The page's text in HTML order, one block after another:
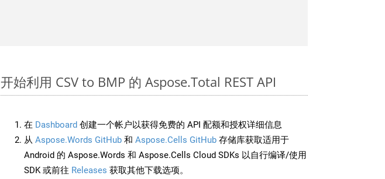
开始利用 CSV to BMP 的 Aspose.Total REST API
在 Dashboard 创建一个帐户以获得免费的 API 配额和授权详细信息
从 Aspose.Words GitHub 和 Aspose.Cells GitHub 存储库获取适用于
Android 的 Aspose.Words 和 Aspose.Cells Cloud SDKs 以自行编译/使用
SDK 或前往 Releases 获取其他下载选项。